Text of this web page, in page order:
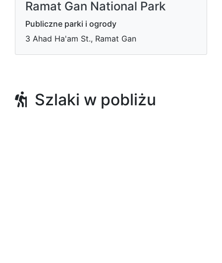
Ramat Gan National Park
Publiczne parki i ogrody
3 Ahad Ha'am St., Ramat Gan
Szlaki w pobliżu